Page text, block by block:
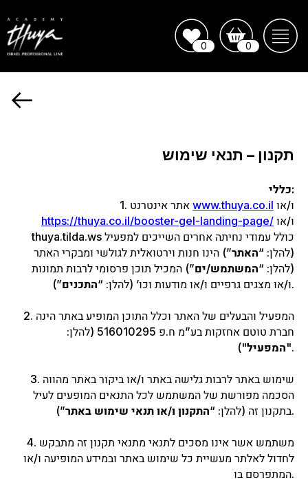
0
0
использования
Колористика
Тоники и Лосьоны
Силиконовые подушечки
и Патчи
Kосметическиe
Наборы и Сеты
Процедуры
Контакты
4225
תקנון – תנאי שימוש
כללי:
www.thuya.co.il ו/או
https://thuya.co.il/booster-gel-landing-page/
thuya.tilda.ws כולל עמודי נחיתה אחרים השייכים למפעיל
(להלן: “האתר”) הינו חנות וירטואלית לגולשי ומבקרי האתר
(להלן: “המשתמש/ים”) המכיל תוכן פרסומי לרבות תמונות
ו/או מצגים גרפיים ו/או מודעות וכו’ (להלן: “התכנים ”).
2. המפעיל והבעלים של האתר וכלל התוכן המופיע באתר הינה
חברת טוטם אחזקות בע”מ ח.פ 516010295 (להלן:
"המפעיל ").
3. שימוש באתר לרבות גלישה באתר ו/או ביקור באתר מהווה
הסכמה מפורשת של המשתמש לכל התנאים המופעים לעיל
בתקנון זה (להלן: “התקנון ו/או תנאי שימוש באתר ”).
4. משתמש אשר אינו מסכים לתנאי מתנאי תקנון זה מתבקש
לחדול לאלתר מעשיית כל שימוש באתר ובמידע המופיעה ו/או
המתפרסם בו.